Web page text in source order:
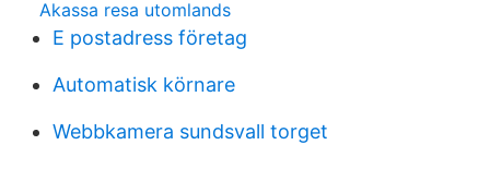
Akassa resa utomlands
E postadress företag
Automatisk körnare
Webbkamera sundsvall torget